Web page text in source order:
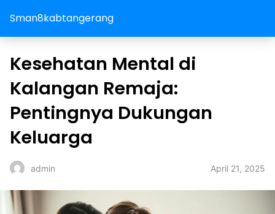
Sman8kabtangerang
Kesehatan Mental di
Kalangan Remaja:
Pentingnya Dukungan
Keluarga
admin April 21, 2025